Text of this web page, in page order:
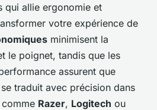
qui allie ergonomie et
votre expérience de
minimisent la
le poignet, tandis que les
assurent que
traduit avec précision dans
Razer, Logitech ou